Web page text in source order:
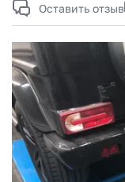
Оставить отзыв